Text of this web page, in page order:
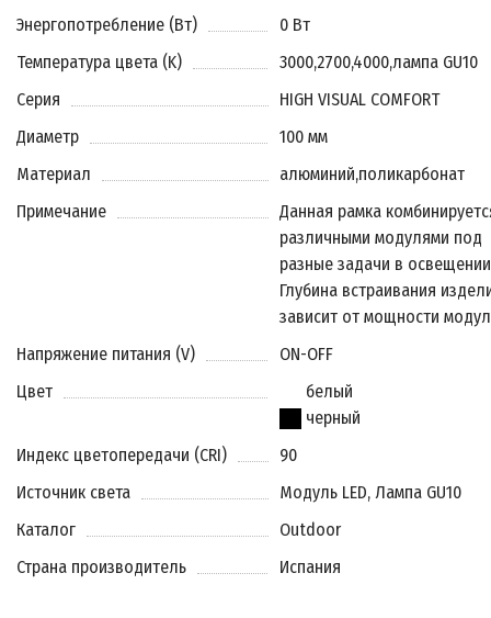
Энергопотребление (Вт)
0 Вт
Температура цвета (K)
3000,2700,4000,лампа GU10
Серия
HIGH VISUAL COMFORT
Диаметр
100 мм
Материал
алюминий,поликарбонат
Примечание
Данная рамка
различными модулями под
разные задачи в
Глубина встраивания
зависит от мощности
Напряжение питания (V)
ON-OFF
Цвет
белый
черный
Индекс цветопередачи (CRI)
90
Источник света
Модуль LED, Лампа GU10
Каталог
Outdoor
Страна производитель
Испания